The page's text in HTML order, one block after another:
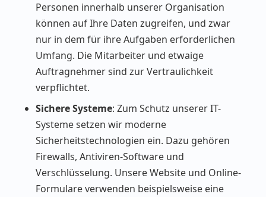
Personen innerhalb unserer Organisation
können auf Ihre Daten zugreifen, und zwar
nur in dem für ihre Aufgaben erforderlichen
Umfang. Die Mitarbeiter und etwaige
Auftragnehmer sind zur Vertraulichkeit
verpflichtet.
Sichere Systeme: Zum Schutz unserer IT-
Systeme setzen wir moderne
Sicherheitstechnologien ein. Dazu gehören
Firewalls, Antiviren-Software und
Verschlüsselung. Unsere Website und Online-
Formulare verwenden beispielsweise eine